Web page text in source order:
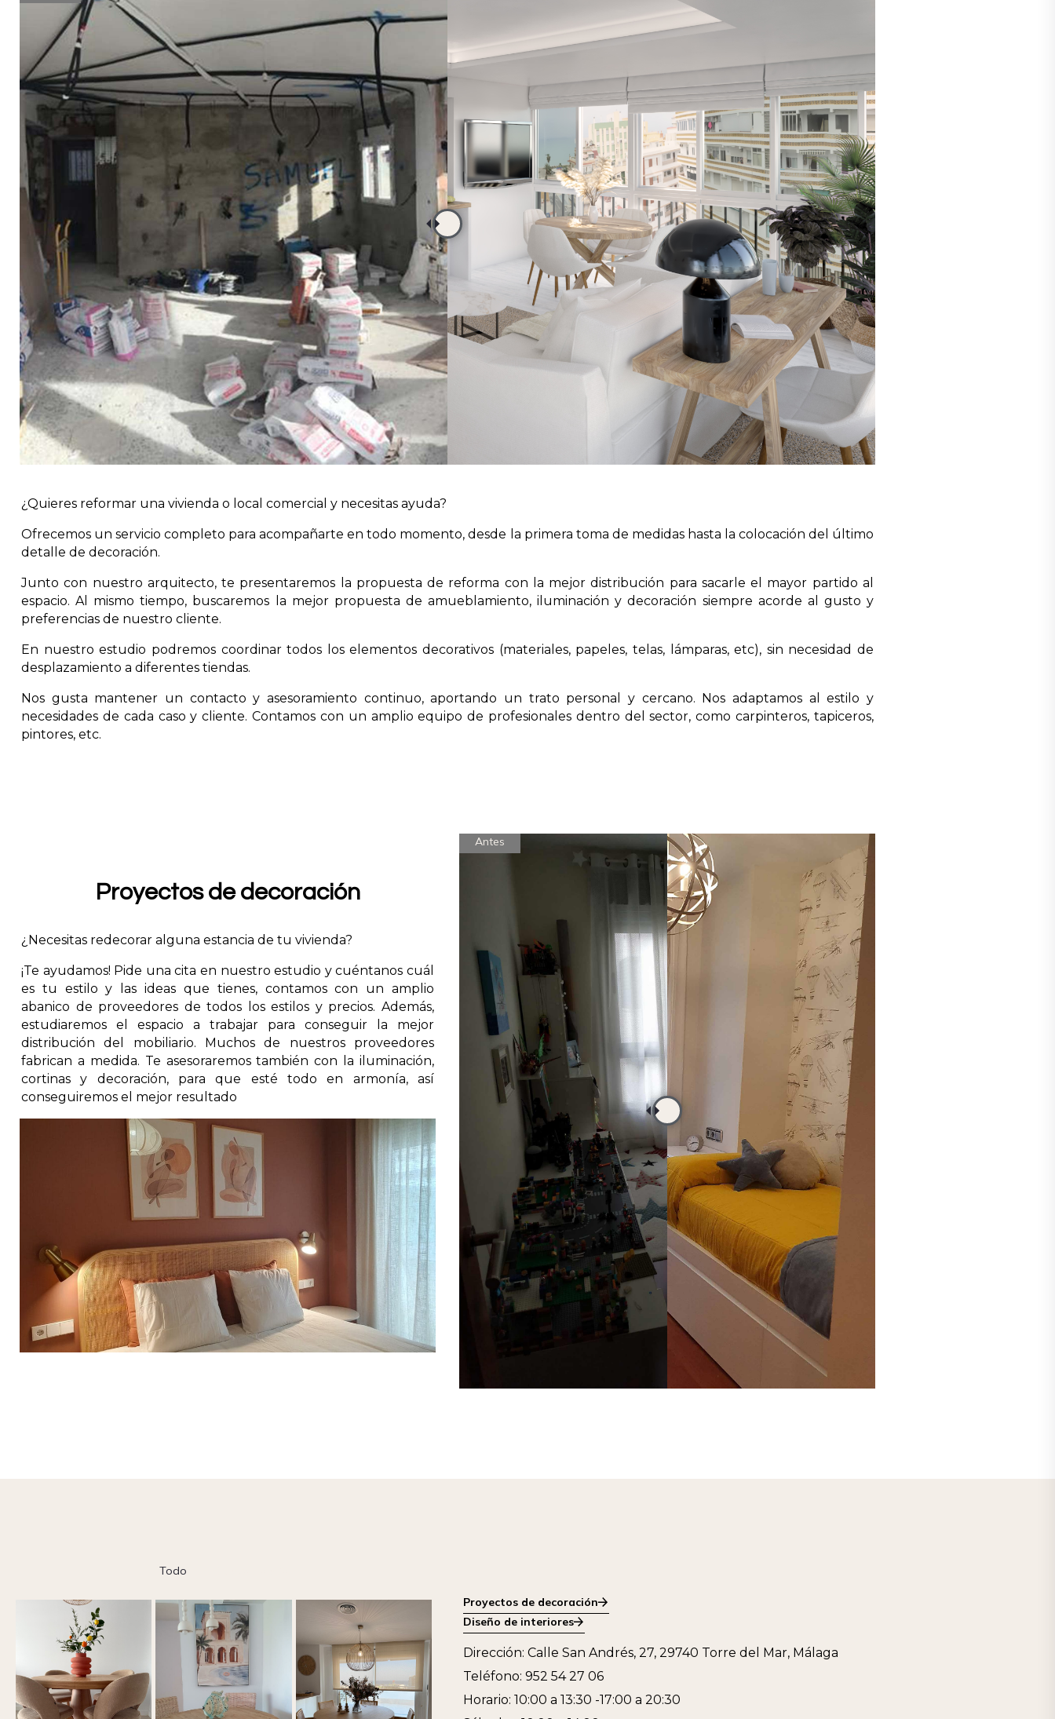
¿Quieres reformar una vivienda o local comercial y necesitas ayuda?
Ofrecemos un servicio completo para acompañarte en todo momento, desde la primera toma de medidas hasta la colocación del último
detalle de decoración.
Junto con nuestro arquitecto, te presentaremos la propuesta de reforma con la mejor distribución para sacarle el mayor partido al
espacio. Al mismo tiempo, buscaremos la mejor propuesta de amueblamiento, iluminación y decoración siempre acorde al gusto y
preferencias de nuestro cliente.
En nuestro estudio podremos coordinar todos los elementos decorativos (materiales, papeles, telas, lámparas, etc), sin necesidad de
desplazamiento a diferentes tiendas.
Nos gusta mantener un contacto y asesoramiento continuo, aportando un trato personal y cercano. Nos adaptamos al estilo y
necesidades de cada caso y cliente. Contamos con un amplio equipo de profesionales dentro del sector, como carpinteros, tapiceros,
pintores, etc.
Proyectos de decoración
¿Necesitas redecorar alguna estancia de tu vivienda?
¡Te ayudamos! Pide una cita en nuestro estudio y cuéntanos cuál
es tu estilo y las ideas que tienes, contamos con un amplio
abanico de proveedores de todos los estilos y precios. Además,
estudiaremos el espacio a trabajar para conseguir la mejor
distribución del mobiliario. Muchos de nuestros proveedores
fabrican a medida. Te asesoraremos también con la iluminación,
cortinas y decoración, para que esté todo en armonía, así
conseguiremos el mejor resultado
Antes
Todo
Proyectos de decoración
Diseño de interiores
Dirección: Calle San Andrés, 27, 29740 Torre del Mar, Málaga
Teléfono: 952 54 27 06
Horario: 10:00 a 13:30 -17:00 a 20:30